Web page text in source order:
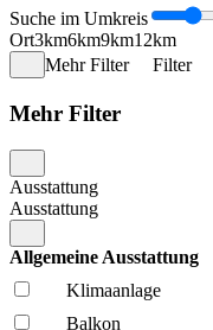
Suche im Umkreis
Ort3km6km9km12km
Mehr Filter
Filter
Mehr Filter
Ausstattung
Ausstattung
Allgemeine Ausstattung
Klima­anlage
Balkon